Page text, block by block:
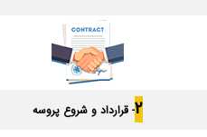
2- قرارداد و شروع پروسه